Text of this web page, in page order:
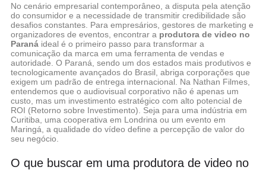
No cenário empresarial contemporâneo, a disputa pela atenção
do consumidor e a necessidade de transmitir credibilidade são
desafios constantes. Para empresários, gestores de marketing e
organizadores de eventos, encontrar a produtora de video no
Paraná ideal é o primeiro passo para transformar a
comunicação da marca em uma ferramenta de vendas e
autoridade. O Paraná, sendo um dos estados mais produtivos e
tecnologicamente avançados do Brasil, abriga corporações que
exigem um padrão de entrega internacional. Na Nathan Filmes,
entendemos que o audiovisual corporativo não é apenas um
custo, mas um investimento estratégico com alto potencial de
ROI (Retorno sobre Investimento). Seja para uma indústria em
Curitiba, uma cooperativa em Londrina ou um evento em
Maringá, a qualidade do vídeo define a percepção de valor do
seu negócio.
O que buscar em uma produtora de video no